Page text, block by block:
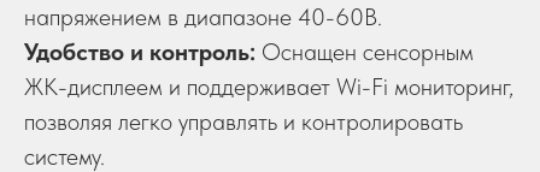
напряжением в диапазоне 40-60В.
Удобство и контроль: Оснащен сенсорным
ЖК-дисплеем и поддерживает Wi-Fi мониторинг,
позволяя легко управлять и контролировать
систему.